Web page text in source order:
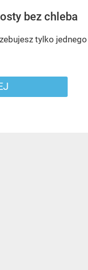
bez chleba
tylko jednego